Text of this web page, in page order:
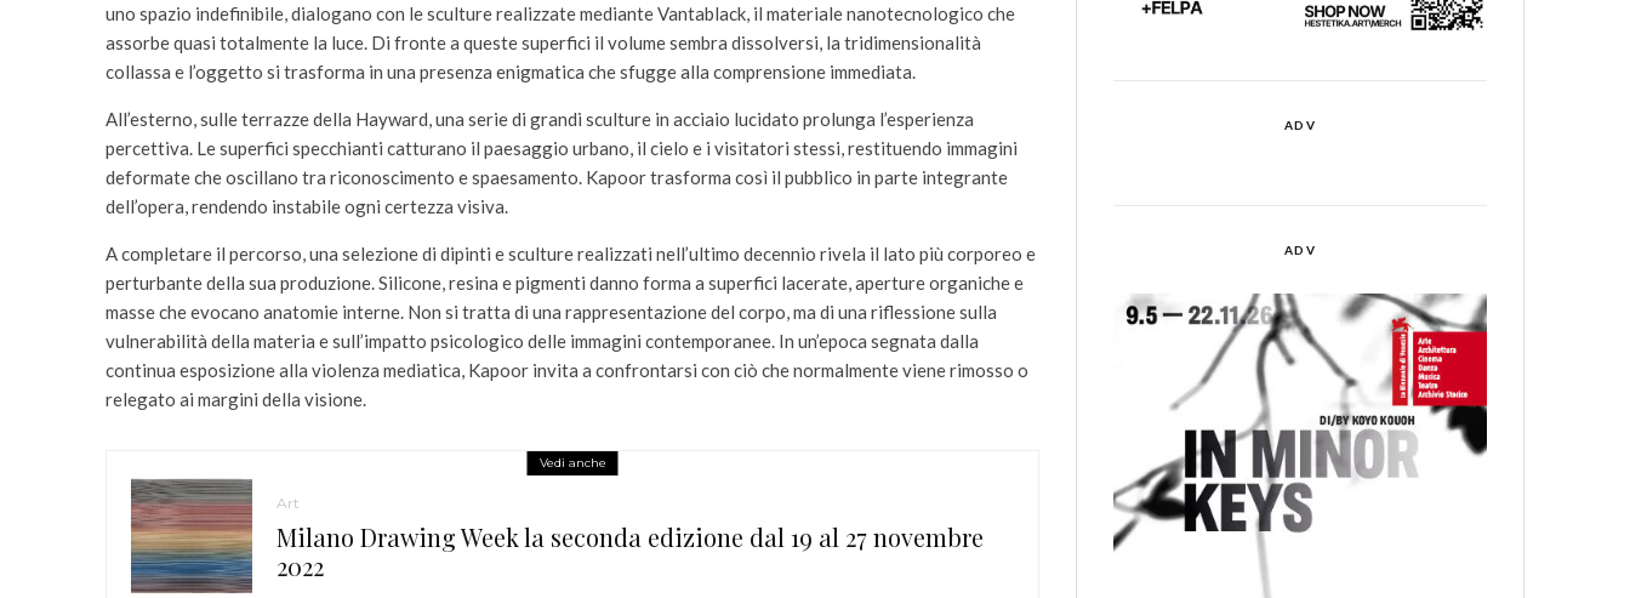
uno spazio indefinibile, dialogano con le sculture realizzate mediante Vantablack, il materiale nanotecnologico che
assorbe quasi totalmente la luce. Di fronte a queste superfici il volume sembra dissolversi, la tridimensionalità
collassa e l’oggetto si trasforma in una presenza enigmatica che sfugge alla comprensione immediata.
All’esterno, sulle terrazze della Hayward, una serie di grandi sculture in acciaio lucidato prolunga l’esperienza
percettiva. Le superfici specchianti catturano il paesaggio urbano, il cielo e i visitatori stessi, restituendo immagini
deformate che oscillano tra riconoscimento e spaesamento. Kapoor trasforma così il pubblico in parte integrante
dell’opera, rendendo instabile ogni certezza visiva.
A completare il percorso, una selezione di dipinti e sculture realizzati nell’ultimo decennio rivela il lato più corporeo e
perturbante della sua produzione. Silicone, resina e pigmenti danno forma a superfici lacerate, aperture organiche e
masse che evocano anatomie interne. Non si tratta di una rappresentazione del corpo, ma di una riflessione sulla
vulnerabilità della materia e sull’impatto psicologico delle immagini contemporanee. In un’epoca segnata dalla
continua esposizione alla violenza mediatica, Kapoor invita a confrontarsi con ciò che normalmente viene rimosso o
relegato ai margini della visione.
Vedi anche
Art
Milano Drawing Week la seconda edizione dal 19 al 27 novembre
2022
ADV
ADV